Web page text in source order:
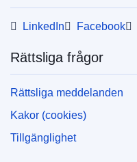
LinkedIn Facebook
Rättsliga frågor
Rättsliga meddelanden
Kakor (cookies)
Tillgänglighet